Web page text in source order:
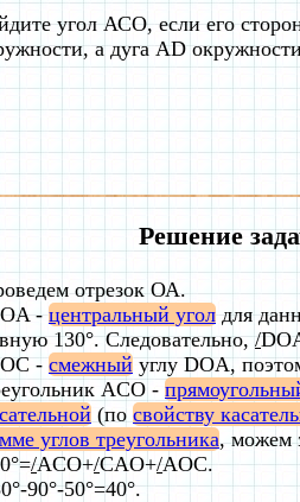
угол АСО, если его
а дуга AD
Решение
отрезок ОА.
- центральный уголдля
130°. Следовательно,/
- смежныйуглу DOA,
ACO -
(по свойству
углов треугольника, можем
/AСO+/CAO+/AOC.
90°-50°=40°.